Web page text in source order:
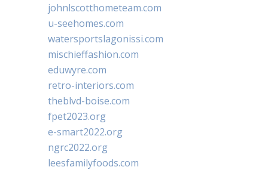
johnlscotthometeam.com
u-seehomes.com
watersportslagonissi.com
mischieffashion.com
eduwyre.com
retro-interiors.com
theblvd-boise.com
fpet2023.org
e-smart2022.org
ngrc2022.org
leesfamilyfoods.com